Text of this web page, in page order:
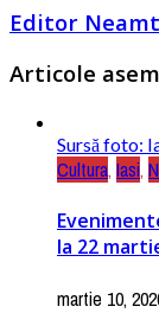
Editor Neamt
Articole
Sursă foto:
Cultura, Iasi,
la 22
martie 10,